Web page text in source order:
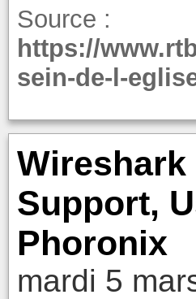
Source :
https://
sein-de-l-
Wireshark
Support,
Phoronix
mardi 5